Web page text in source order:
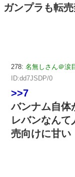
ガンプラも転
278: 名無しさん＠涙
ID:dd7JSDP/0
>>7
バンナム自体
レバンなん
売向けに甘い